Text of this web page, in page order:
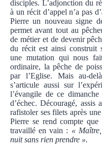
disciples. L’adjonction du
à un récit d’appel n’a pas
Pierre un nouveau signe
permet avant tout au
de métier et de devenir
du récit est ainsi construit
une mutation qui nous
ordinaire, la pêche de
par l’Eglise. Mais au-
s’articule aussi sur
l’évangile de ce
d’échec. Découragé,
rafistoler ses filets après
Pierre se rend compte
travaillé en vain : «
nuit sans rien prendre ».